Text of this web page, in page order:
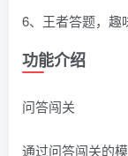
6、王者答题，趣
功能介绍
问答闯关
通过问答闯关的